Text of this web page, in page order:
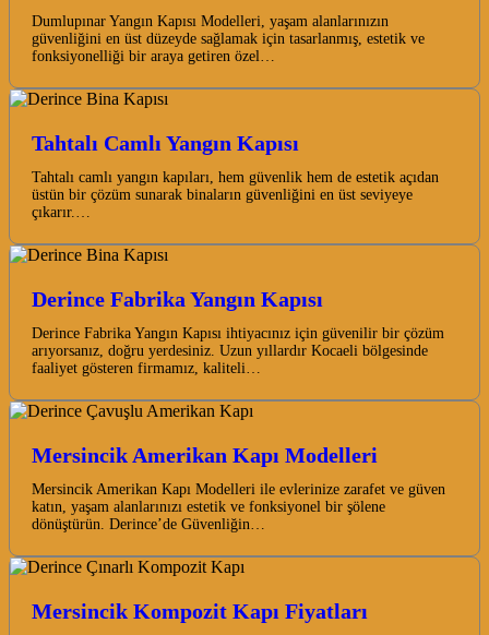
Dumlupınar Yangın Kapısı Modelleri, yaşam alanlarınızın
güvenliğini en üst düzeyde sağlamak için tasarlanmış, estetik ve
fonksiyonelliği bir araya getiren özel…
Tahtalı Camlı Yangın Kapısı
Tahtalı camlı yangın kapıları, hem güvenlik hem de estetik açıdan
üstün bir çözüm sunarak binaların güvenliğini en üst seviyeye
çıkarır.…
Derince Fabrika Yangın Kapısı
Derince Fabrika Yangın Kapısı ihtiyacınız için güvenilir bir çözüm
arıyorsanız, doğru yerdesiniz. Uzun yıllardır Kocaeli bölgesinde
faaliyet gösteren firmamız, kaliteli…
Mersincik Amerikan Kapı Modelleri
Mersincik Amerikan Kapı Modelleri ile evlerinize zarafet ve güven
katın, yaşam alanlarınızı estetik ve fonksiyonel bir şölene
dönüştürün. Derince’de Güvenliğin…
Mersincik Kompozit Kapı Fiyatları